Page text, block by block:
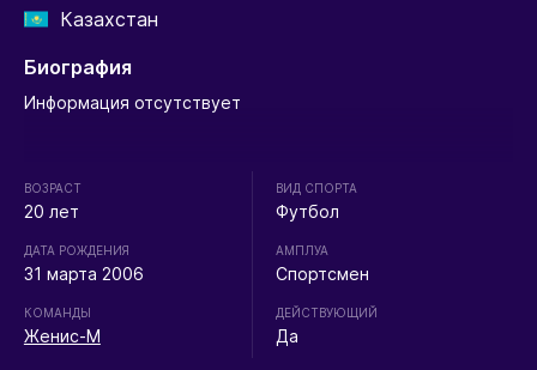
Казахстан
Биография
Информация отсутствует
ВОЗРАСТ
20 лет
ДАТА РОЖДЕНИЯ
31 марта 2006
КОМАНДЫ
Женис-М
ВИД СПОРТА
Футбол
АМПЛУА
Спортсмен
ДЕЙСТВУЮЩИЙ
Да